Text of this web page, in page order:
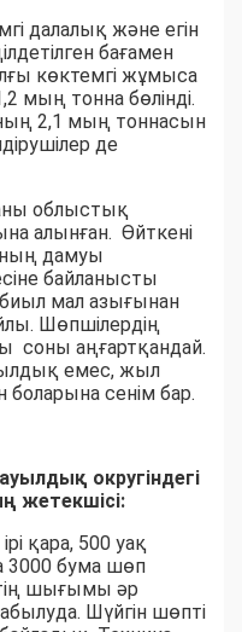
далалық және егін
бағамен
көктемгі жұмыса
мың тонна бөлінді.
2,1 мың тоннасын
де
облыстық
алынған. Өйткені
дамуы
байланысты
биыл мал азығынан
Шөпшілердің
аңғартқандай.
емес, жыл
сенім бар.
округіндегі
жетекшісі:
қара, 500 уақ
бума шөп
шығымы әр
Шүйгін шөпті